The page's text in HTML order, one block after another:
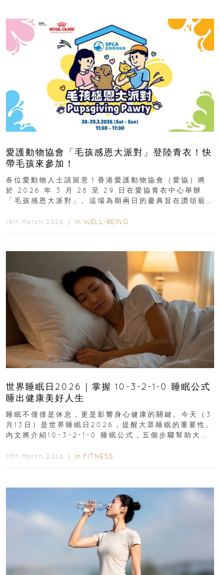
愛護動物協會「毛孩感恩大派對」登陸青衣！快
帶毛孩來參加！
各位愛動物人士請留意！香港愛護動物協會（愛協）將
於 2026 年 3 月 28 至 29 日在愛協青衣中心舉辦
「毛孩感恩大派對」。這場為期兩日的慶典旨在讚頌寵
19th March, 2026 ｜ In WELL-BEING
世界睡眠日2026｜掌握 10-3-2-1-0 睡眠公式
睡出健康美好人生
睡眠不僅僅是休息，更是影響身心健康的關鍵。今天（3
月13日）是世界睡眠日2026，提醒大眾睡眠的重要性。
內文將介紹10-3-2-1-0 睡眠公式，五個步驟幫助大家
13th March, 2026 ｜ In FITNESS